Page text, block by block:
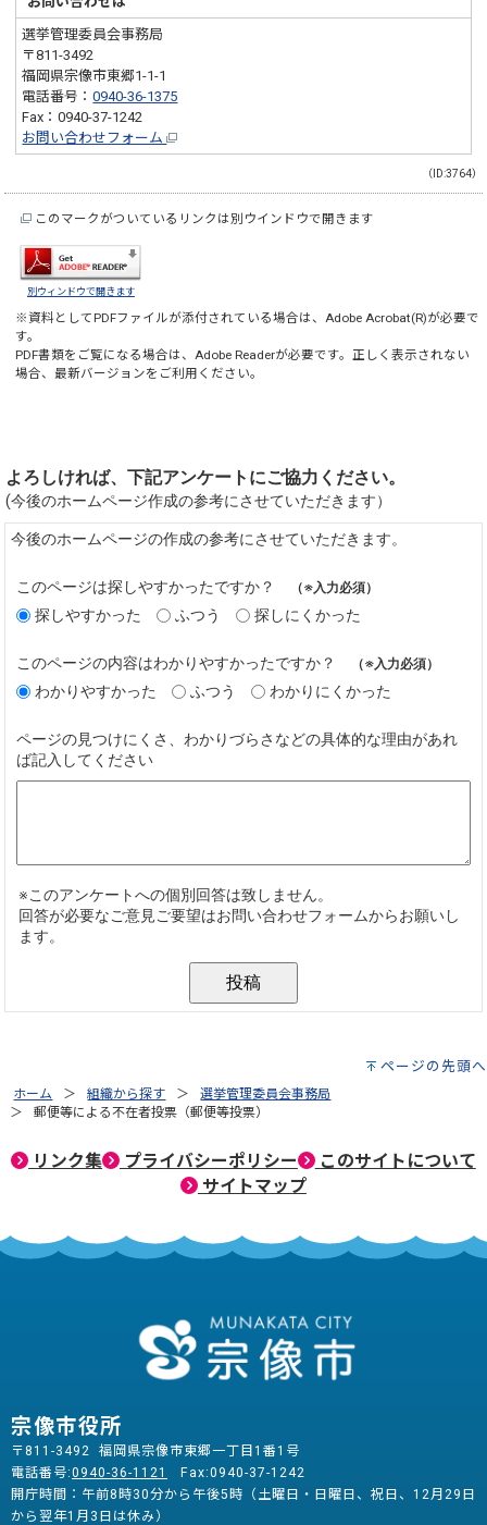
選挙管理委員会事務局
〒811-3492
福岡県宗像市東郷1-1-1
電話番号：0940-36-1375
Fax：0940-37-1242
お問い合わせフォーム
（ID:3764）
このマークがついているリンクは別ウインドウで開きます
別ウィンドウで開きます
※資料としてPDFファイルが添付されている場合は、 Adobe Acrobat(R)が必要で
す。
PDF書類をご覧になる場合は、 Adobe Readerが必要です。正しく表示されない
場合、最新バージョンをご利用ください。
ページの先頭へ
ホーム 組織から探す
選挙管理委員会事務局
郵便等による不在者投票（郵便等投票）
リンク集 プライバシーポリシー
このサイトについて
サイトマップ
宗像市役所
〒811-3492 福岡県宗像市東郷一丁目1番1号
電話番号:0940-36-1121
Fax:0940-37-1242
開庁時間：午前8時30分から午後5時（土曜日・日曜日、祝日、12月29日
から翌年1月3日は休み）